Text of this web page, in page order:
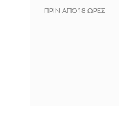
ΠΡΙΝ ΑΠΌ 18 ΏΡΕΣ